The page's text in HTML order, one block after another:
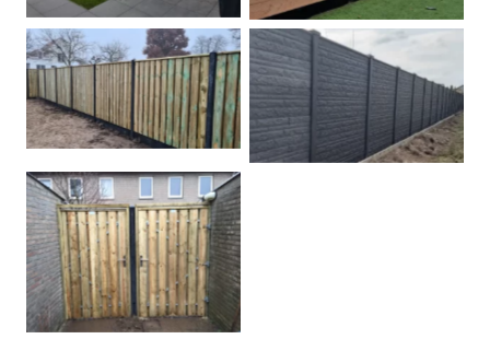
Hout beton schuttingen Rots motief antraciet
Tuindeur grenen